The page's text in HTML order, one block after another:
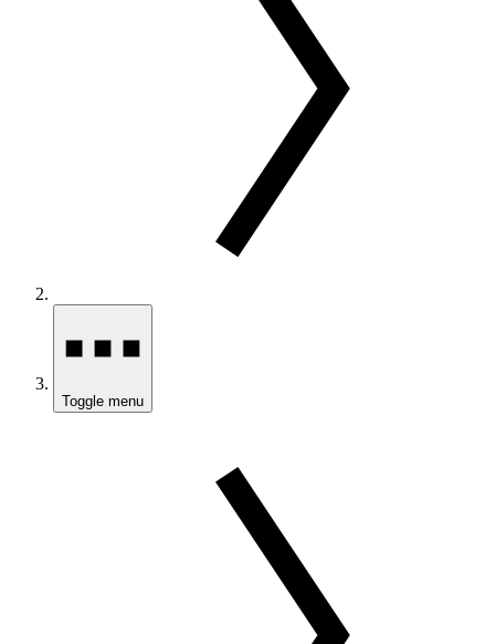
Toggle menu